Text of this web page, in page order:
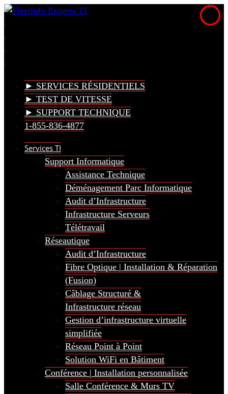
► SERVICES RÉSIDENTIELS
► TEST DE VITESSE
► SUPPORT TECHNIQUE
1-855-836-4877
Services TI
Support Informatique
Assistance Technique
Déménagement Parc Informatique
Audit d’Infrastructure
Infrastructure Serveurs
Télétravail
Réseautique
Audit d’Infrastructure
Fibre Optique | Installation & Réparation
(Fusion)
Câblage Structuré &
Infrastructure réseau
Gestion d’infrastructure virtuelle
simplifiée
Réseau Point à Point
Solution WiFi en Bâtiment
Conférence | Installation personnalisée
Salle Conférence & Murs TV